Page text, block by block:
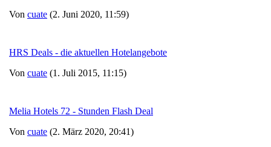
Von cuate (2. Juni 2020, 11:59)
HRS Deals - die aktuellen Hotelangebote
Von cuate (1. Juli 2015, 11:15)
Melia Hotels 72 - Stunden Flash Deal
Von cuate (2. März 2020, 20:41)